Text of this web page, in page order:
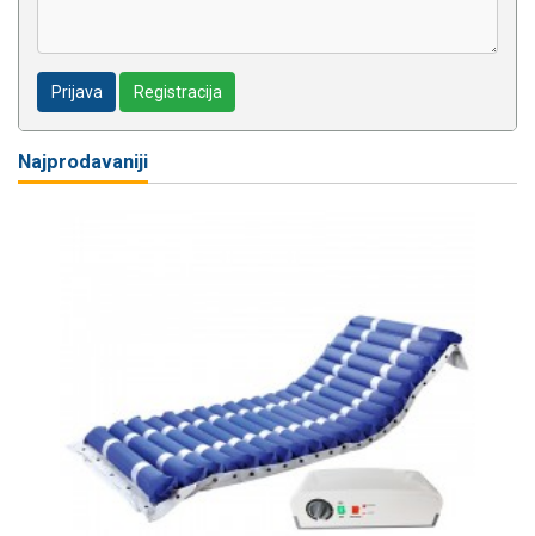
Prijava Registracija
Najprodavaniji